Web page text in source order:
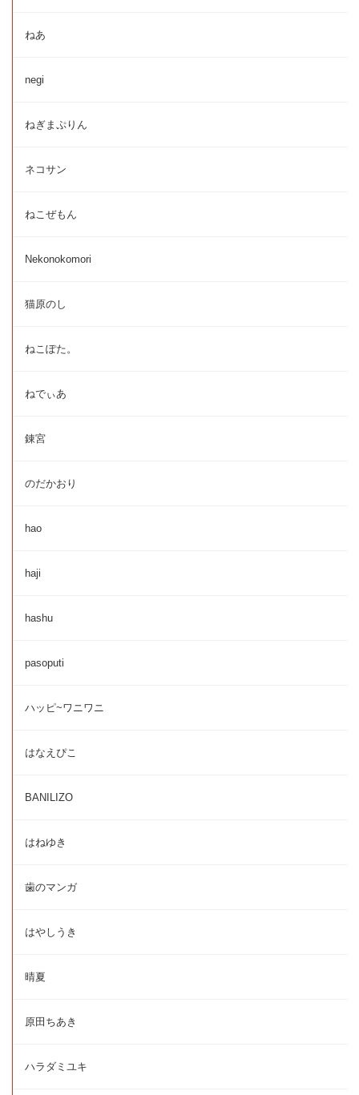
ねあ
negi
ねぎまぷりん
ネコサン
ねこぜもん
Nekonokomori
猫原のし
ねこぽた。
ねでぃあ
錬宮
のだかおり
hao
haji
hashu
pasoputi
ハッピ~ワニワニ
はなえぴこ
BANILIZO
はねゆき
歯のマンガ
はやしうき
晴夏
原田ちあき
ハラダミユキ